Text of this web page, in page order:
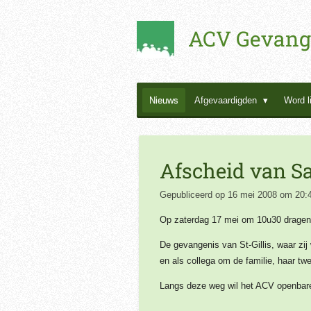
ACV
Nieuws Afgevaardigden Word
Afscheid van
Gepubliceerd op 16 mei 2008 om
Op zaterdag 17 mei om 10u30
De gevangenis van St-Gillis, waar
en als collega om de familie, haar
Langs deze weg wil het ACV